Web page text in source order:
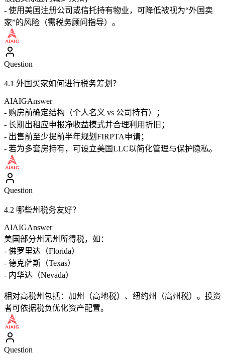
- 使用美国注册公司或信托持有物业，可降低被视为“外国卖
家”的风险（需税务顾问指导）。
Question
4.1 外国买家如何进行税务筹划？
AIAIGAnswer
- 购房前确定结构（个人名义 vs 公司持有）；
- 长期出租应申报净收益模式并合理利用折旧；
- 出售前至少提前半年规划FIRPTA申请；
- 若为多套房持有，可设立美国LLC以简化管理与保护隐私。
Question
4.2 哪些州税务友好？
AIAIGAnswer
美国部分州无州所得税，如：
- 佛罗里达（Florida）
- 德克萨斯（Texas）
- 内华达（Nevada）
相对高税州包括：加州（高地税）、纽约州（高州税）。投资
者可依据税负优化资产配置。
Question